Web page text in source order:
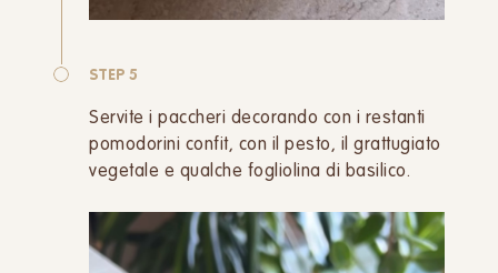
STEP 5
Servite i paccheri decorando con i restanti
pomodorini confit, con il pesto, il grattugiato
vegetale e qualche fogliolina di basilico.